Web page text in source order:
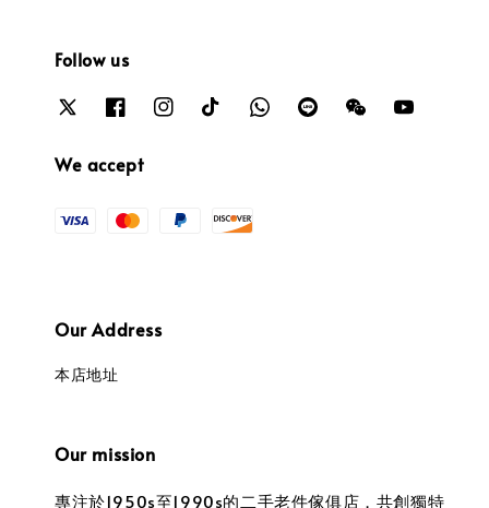
Follow us
We accept
Our Address
本店地址
Our mission
專注於1950s至1990s的二手老件傢俱店，共創獨特